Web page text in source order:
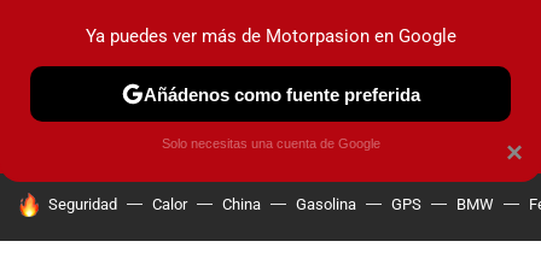
PRUEBAS COCHES ELÉCTRICOS OBSERVATORIO
HOY SE HABLA DE
Seguridad Calor China Gasolina GPS BMW
×
Ya puedes ver más de Motorpasion en Google
Añádenos como fuente preferida
Solo necesitas una cuenta de Google